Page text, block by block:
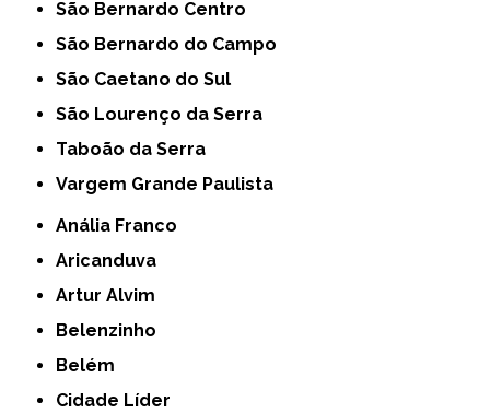
São Bernardo Centro
São Bernardo do Campo
São Caetano do Sul
São Lourenço da Serra
Taboão da Serra
Vargem Grande Paulista
Anália Franco
Aricanduva
Artur Alvim
Belenzinho
Belém
Cidade Líder